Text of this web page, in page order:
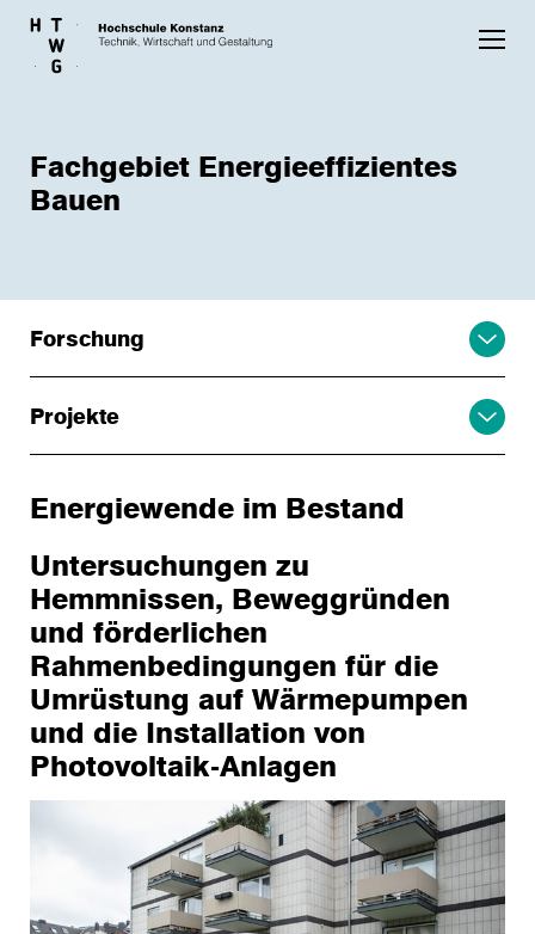
Skip to main content
Fachgebiet Energieeffizientes
Bauen
Forschung
Projekte
Energiewende im Bestand
Untersuchungen zu
Hemmnissen, Beweggründen
und förderlichen
Rahmenbedingungen für die
Umrüstung auf Wärmepumpen
und die Installation von
Photovoltaik-Anlagen